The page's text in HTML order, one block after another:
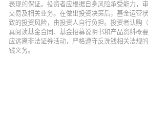
表现的保证。投资者应根据自身风险承受能力，
交易及相关业务。在做出投资决策后，基金运营
致的投资风险，由投资人自行负担。投资者认购
真阅读基金合同、基金招募说明书和产品资料概
应远离非法证券活动，严格遵守反洗钱相关法规
钱义务。